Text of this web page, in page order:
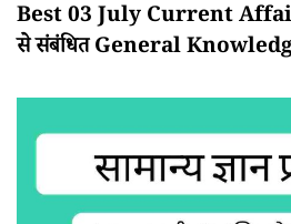
Best 03 July Current Affairs
से संबंधित General